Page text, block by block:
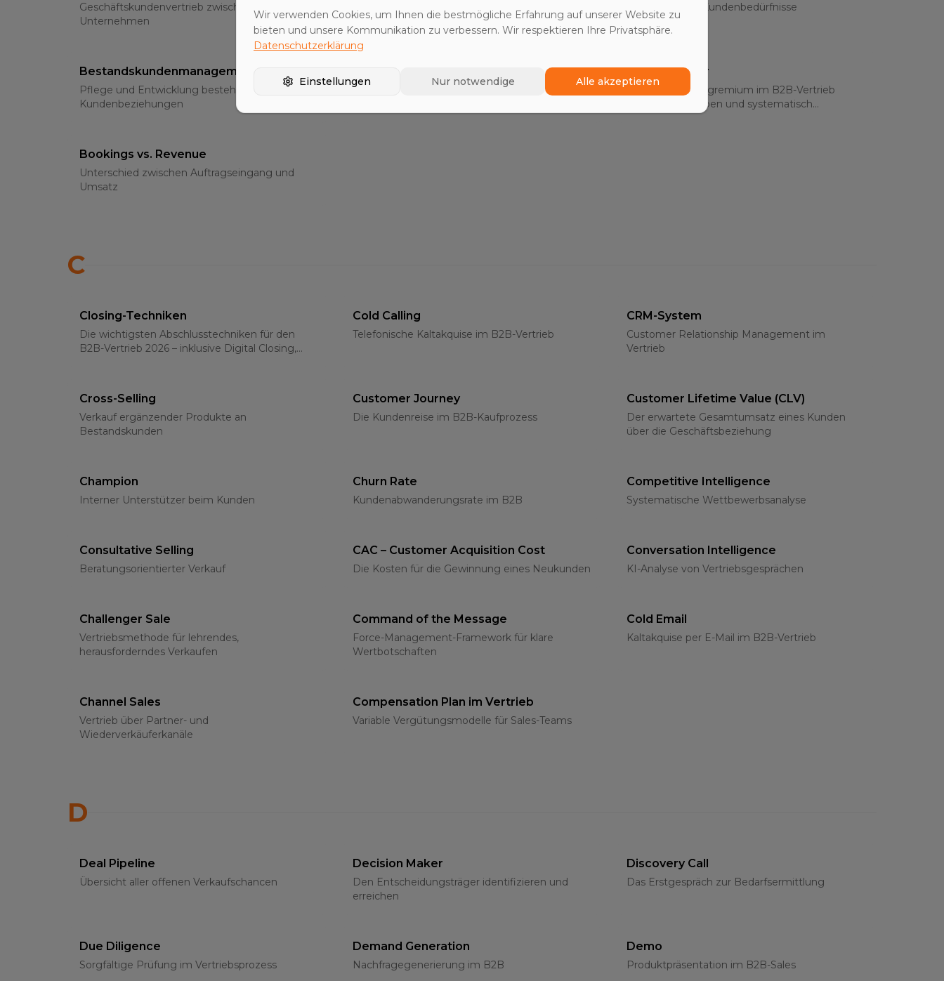
Geschäftskundenvertrieb zwischen
Unternehmen
Ermittlung der Kundenbedürfnisse
Bestandskundenmanagement
Pflege und Entwicklung bestehender
Kundenbeziehungen
Erschließung neuer Geschäftsfelder
Buying Center
Das Entscheidergremium im B2B-Vertrieb
verstehen, mappen und systematisch
Bookings vs. Revenue
Unterschied zwischen Auftragseingang und
Umsatz
C
Closing-Techniken
Die wichtigsten Abschlusstechniken für den
B2B-Vertrieb 2026 – inklusive Digital Closing,
Cold Calling
Telefonische Kaltakquise im B2B-Vertrieb
CRM-System
Customer Relationship Management im
Vertrieb
Cross-Selling
Verkauf ergänzender Produkte an
Bestandskunden
Customer Journey
Die Kundenreise im B2B-Kaufprozess
Customer Lifetime Value (CLV)
Der erwartete Gesamtumsatz eines Kunden
über die Geschäftsbeziehung
Champion
Interner Unterstützer beim Kunden
Churn Rate
Kundenabwanderungsrate im B2B
Competitive Intelligence
Systematische Wettbewerbsanalyse
Consultative Selling
Beratungsorientierter Verkauf
CAC – Customer Acquisition Cost
Die Kosten für die Gewinnung eines Neukunden
Conversation Intelligence
KI-Analyse von Vertriebsgesprächen
Challenger Sale
Vertriebsmethode für lehrendes,
herausforderndes Verkaufen
Command of the Message
Force-Management-Framework für klare
Wertbotschaften
Cold Email
Kaltakquise per E-Mail im B2B-Vertrieb
Channel Sales
Vertrieb über Partner- und
Wiederverkäuferkanäle
Compensation Plan im Vertrieb
Variable Vergütungsmodelle für Sales-Teams
D
Deal Pipeline
Übersicht aller offenen Verkaufschancen
Decision Maker
Den Entscheidungsträger identifizieren und
erreichen
Discovery Call
Das Erstgespräch zur Bedarfsermittlung
Due Diligence
Sorgfältige Prüfung im Vertriebsprozess
Demand Generation
Nachfragegenerierung im B2B
Demo
Produktpräsentation im B2B-Sales
Wir verwenden Cookies, um Ihnen die bestmögliche Erfahrung auf unserer Website zu
bieten und unsere Kommunikation zu verbessern. Wir respektieren Ihre Privatsphäre.
Datenschutzerklärung
Einstellungen Nur notwendige Alle akzeptieren